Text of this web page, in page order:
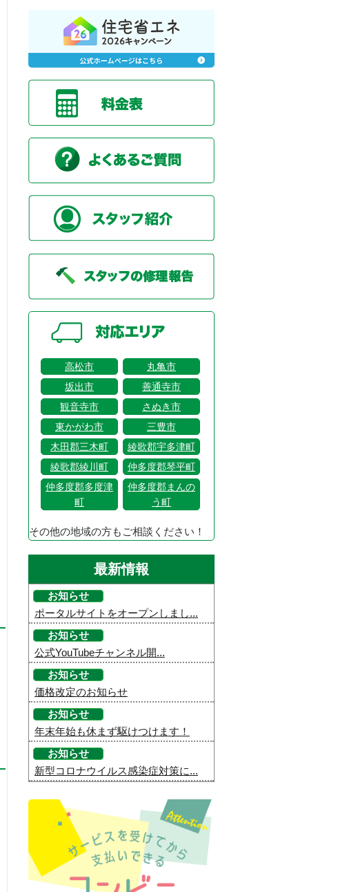
高松市
丸亀市
坂出市
善通寺市
観音寺市
さぬき市
東かがわ市
三豊市
木田郡三木町
綾歌郡宇多津町
綾歌郡綾川町
仲多度郡琴平町
仲多度郡多度津
町
仲多度郡まんの
う町
その他の地域の方もご相談ください！
最新情報
お知らせ
ポータルサイトをオープンしまし...
お知らせ
公式YouTubeチャンネル開...
お知らせ
価格改定のお知らせ
お知らせ
年末年始も休まず駆けつけます！
お知らせ
新型コロナウイルス感染症対策に...